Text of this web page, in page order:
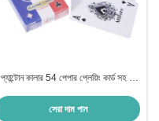
প্যান্টোন কালার 54 পেপার প্লেয়িং কার্ড সহ 4
সেরা দাম পান